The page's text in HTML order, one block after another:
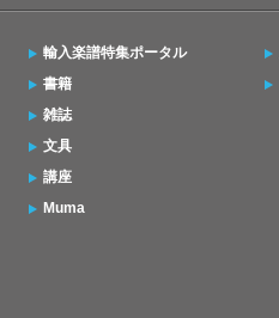
輸入楽譜特集ポータル
書籍
雑誌
文具
講座
Muma